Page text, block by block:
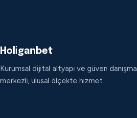
Holiganbet
Kurumsal dijital altyapı ve güven
merkezli, ulusal ölçekte hizmet.